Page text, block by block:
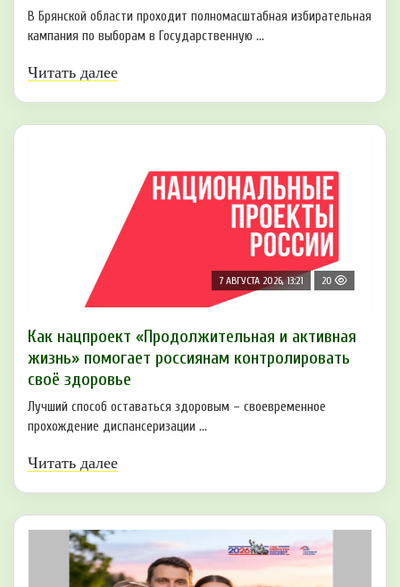
В Брянской области проходит полномасштабная избирательная
кампания по выборам в Государственную ...
Читать далее
7 АВГУСТА 2026, 13:21 20
Как нацпроект «Продолжительная и активная
жизнь» помогает россиянам контролировать
своё здоровье
Лучший способ оставаться здоровым – своевременное
прохождение диспансеризации ...
Читать далее